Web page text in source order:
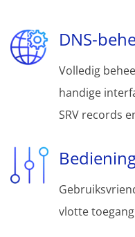
DNS-
Volledig
handige
SRV records
vlotte